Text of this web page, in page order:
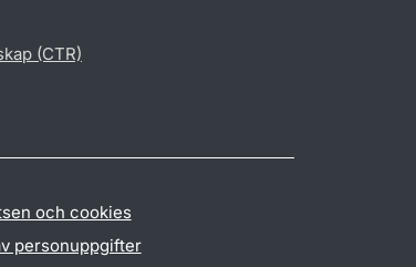
(CTR)
och cookies
personuppgifter